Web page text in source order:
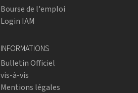
Bourse de l'emploi
Login IAM
INFORMATIONS
Bulletin Officiel
vis-à-vis
Mentions légales